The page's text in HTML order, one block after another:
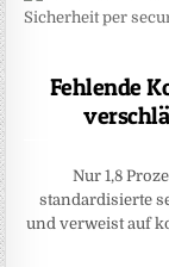
Fehlende
Nur 1,8
standardisierte
und verweist auf